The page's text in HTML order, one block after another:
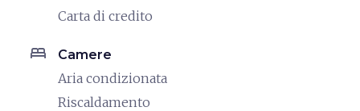
Carta di credito
bed Camere
Aria condizionata
Riscaldamento